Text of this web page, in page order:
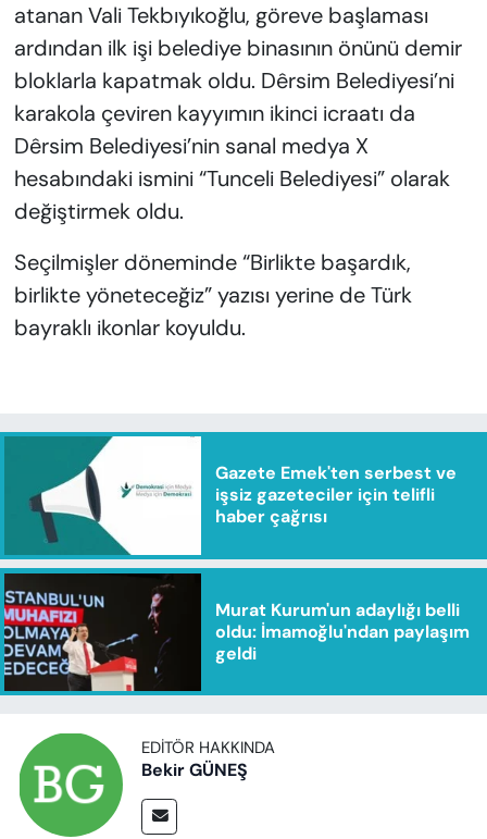
atanan Vali Tekbıyıkoğlu, göreve başlaması
ardından ilk işi belediye binasının önünü demir
bloklarla kapatmak oldu. Dêrsim Belediyesi’ni
karakola çeviren kayyımın ikinci icraatı da
Dêrsim Belediyesi’nin sanal medya X
hesabındaki ismini “Tunceli Belediyesi” olarak
değiştirmek oldu.
Seçilmişler döneminde “Birlikte başardık,
birlikte yöneteceğiz” yazısı yerine de Türk
bayraklı ikonlar koyuldu.
Gazete Emek'ten serbest ve
işsiz gazeteciler için telifli
haber çağrısı
Murat Kurum'un adaylığı belli
oldu: İmamoğlu'ndan paylaşım
geldi
EDITÖR HAKKINDA
Bekir GÜNEŞ
VAN VE DİYARBAKIR HABERLERİ